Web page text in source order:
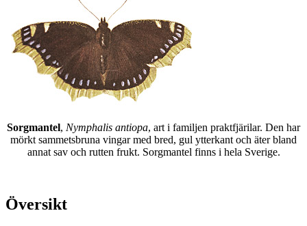
Sorgmantel, Nymphalis antiopa, art i familjen praktfjärilar. Den har
mörkt sammetsbruna vingar med bred, gul ytterkant och äter bland
annat sav och rutten frukt. Sorgmantel finns i hela Sverige.
Översikt